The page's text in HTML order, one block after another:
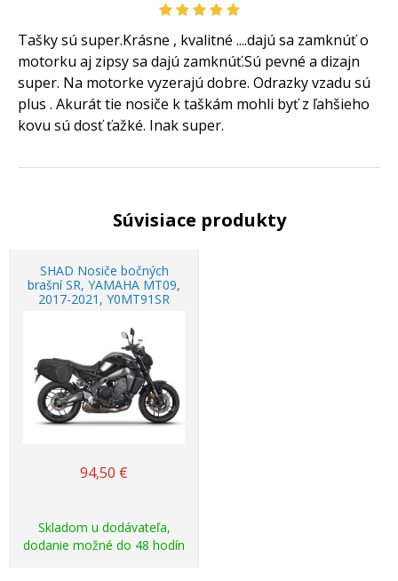
Tašky sú super.Krásne , kvalitné ....dajú sa zamknúť o
motorku aj zipsy sa dajú zamknúť.Sú pevné a dizajn
super. Na motorke vyzerajú dobre. Odrazky vzadu sú
plus . Akurát tie nosiče k taškám mohli byť z ľahšieho
kovu sú dosť ťažké. Inak super.
Súvisiace produkty
SHAD Nosiče bočných
brašní SR, YAMAHA MT09,
2017-2021, Y0MT91SR
94,50 €
Skladom u dodávateľa,
dodanie možné do 48 hodín